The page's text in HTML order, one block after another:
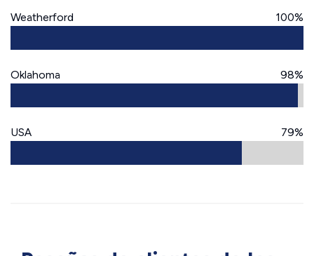
Weatherford 100%
Oklahoma 98%
USA 79%